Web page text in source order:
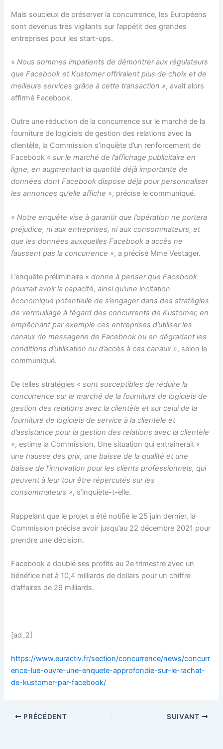
Mais soucieux de préserver la concurrence, les Européens
sont devenus très vigilants sur l’appétit des grandes
entreprises pour les start-ups.
«Nous sommes impatients de démontrer aux régulateurs
que Facebook et Kustomer offriraient plus de choix et de
meilleurs services grâce à cette transaction », avait alors
affirmé Facebook.
Outre une réduction de la concurrence sur le marché de la
fourniture de logiciels de gestion des relations avec la
clientèle, la Commission s’inquiète d’un renforcement de
Facebook «sur le marché de l’affichage publicitaire en
ligne, en augmentant la quantité déjà importante de
données dont Facebook dispose déjà pour personnaliser
les annonces qu’elle affiche », précise le communiqué.
«Notre enquête vise à garantir que l’opération ne portera
préjudice, ni aux entreprises, ni aux consommateurs, et
que les données auxquelles Facebook a accès ne
faussent pas la concurrence », a précisé Mme Vestager.
L’enquête préliminaire «donne à penser que Facebook
pourrait avoir la capacité, ainsi qu’une incitation
économique potentielle de s’engager dans des stratégies
de verrouillage à l’égard des concurrents de Kustomer, en
empêchant par exemple ces entreprises d’utiliser les
canaux de messagerie de Facebook ou en dégradant les
conditions d’utilisation ou d’accès à ces canaux », selon le
communiqué.
De telles stratégies «sont susceptibles de réduire la
concurrence sur le marché de la fourniture de logiciels de
gestion des relations avec la clientèle et sur celui de la
fourniture de logiciels de service à la clientèle et
d’assistance pour la gestion des relations avec la clientèle
», estime la Commission. Une situation qui entraînerait «
une hausse des prix, une baisse de la qualité et une
baisse de l’innovation pour les clients professionnels, qui
peuvent à leur tour être répercutés sur les
consommateurs », s’inquiète-t-elle.
Rappelant que le projet a été notifié le 25 juin dernier, la
Commission précise avoir jusqu’au 22 décembre 2021 pour
prendre une décision.
Facebook a doublé ses profits au 2e trimestre avec un
bénéfice net à 10,4 milliards de dollars pour un chiffre
d’affaires de 29 milliards.
[ad_2]
https://www.euractiv.fr/section/concurrence/news/concurr
ence-lue-ouvre-une-enquete-approfondie-sur-le-rachat-
de-kustomer-par-facebook/
PRÉCÉDENT SUIVANT